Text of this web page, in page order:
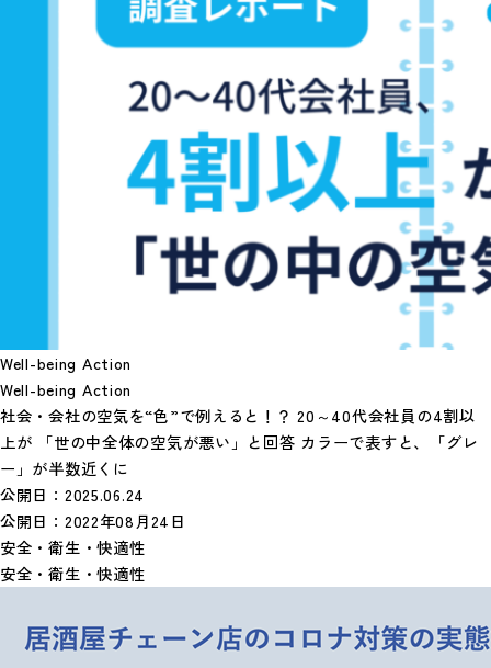
Well-being Action
Well-being Action
社会・会社の空気を“色”で例えると！？ 20～40代会社員の4割以
上が 「世の中全体の空気が悪い」と回答 カラーで表すと、「グレ
ー」が半数近くに
公開日： 2025.06.24
公開日： 2022年08月24日
安全・衛生・快適性
安全・衛生・快適性